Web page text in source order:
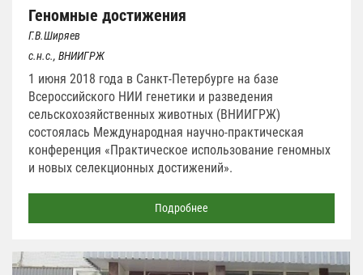
Геномные достижения
Г.В.Ширяев
с.н.с., ВНИИГРЖ
1 июня 2018 года в Санкт-Петербурге на базе
Всероссийского НИИ генетики и разведения
сельскохозяйственных животных (ВНИИГРЖ)
состоялась Международная научно-практическая
конференция «Практическое использование геномных
и новых селекционных достижений».
Подробнее